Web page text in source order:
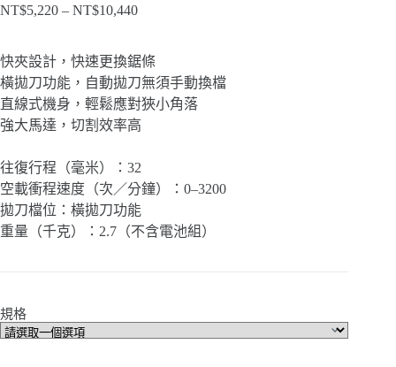
NT$5,220 – NT$10,440價
範
圍：
NT$5,220
到
NT$10,440
快夾設計，快速更換鋸條
橫拋刀功能，自動拋刀無須手動換檔
直線式機身，輕鬆應對狹小角落
強大馬達，切割效率高
往復行程（毫米）：32
空載衝程速度（次／分鐘）：0–3200
拋刀檔位：橫拋刀功能
重量（千克）：2.7（不含電池組）
規格